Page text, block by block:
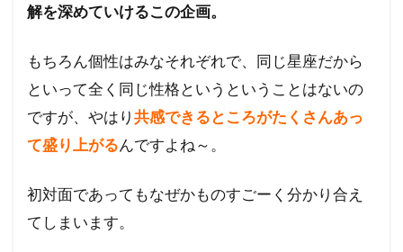
解を深めていけるこの企画。
もちろん個性はみなそれぞれで、同じ星座だから
といって全く同じ性格というということはないの
ですが、やはり共感できるところがたくさんあっ
て盛り上がるんですよね～ 。
初対面であってもなぜかものすごーく分かり合え
てしまいます。